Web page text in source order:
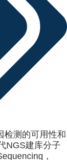
检测的可用性和
NGS建库分子
，